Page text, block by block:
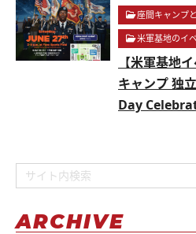
座間キャンプ
米軍基地のイ
【米軍基地
キャンプ 独
Day
ARCHIVE